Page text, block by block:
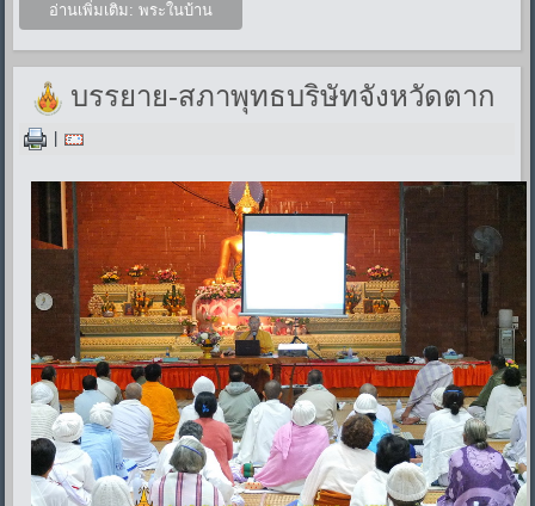
อ่านเพิ่มเติม: พระในบ้าน
บรรยาย-สภาพุทธบริษัทจังหวัดตาก